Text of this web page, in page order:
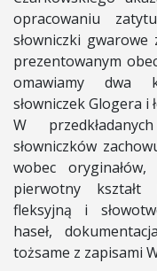
opracowaniu
słowniczki gwarowe
prezentowanym
omawiamy dwa
słowniczek Glogera i
W
słowniczków
wobec
pierwotny kształt
fleksyjną i
haseł,
tożsame z zapisami